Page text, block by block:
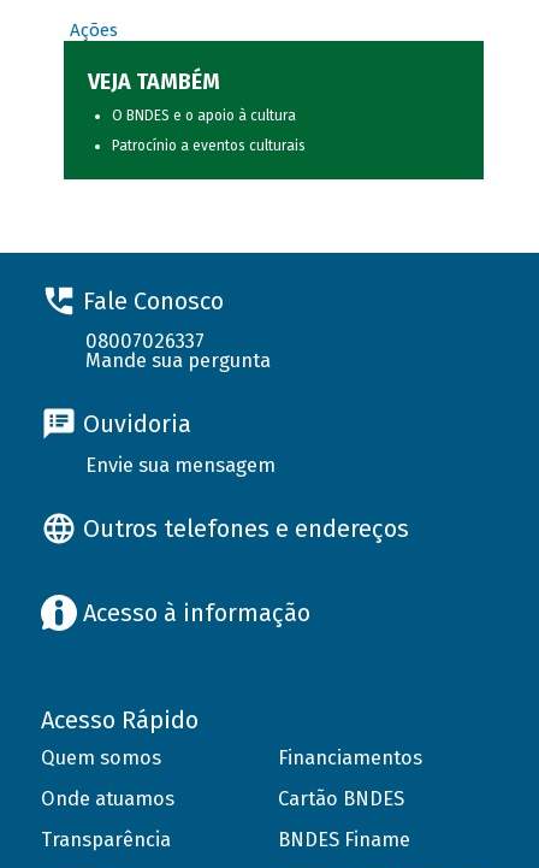
Ações
VEJA TAMBÉM
O BNDES e o apoio à cultura
Patrocínio a eventos culturais
Fale Conosco
08007026337
Mande sua pergunta
Ouvidoria
Envie sua mensagem
Outros telefones e endereços
Acesso à informação
Acesso Rápido
Quem somos
Onde atuamos
Transparência
Financiamentos
Cartão BNDES
BNDES Finame